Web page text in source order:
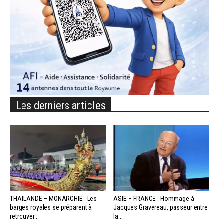
Les derniers articles
THAÏLANDE – MONARCHIE : Les
barges royales se préparent à
retrouver...
ASIE – FRANCE : Hommage à
Jacques Gravereau, passeur entre
la...